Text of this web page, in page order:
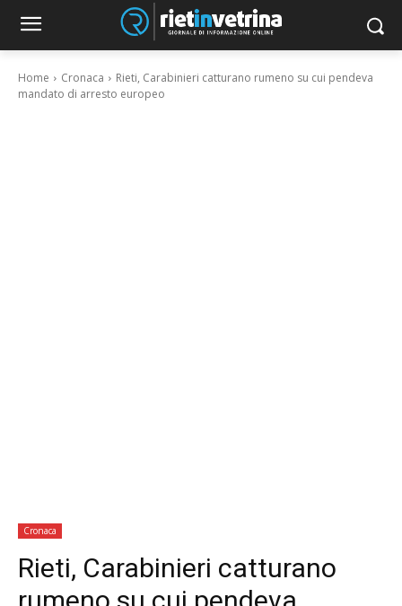
Home Cronaca
Rieti, Carabinieri catturano rumeno su cui pendeva
mandato di arresto europeo
Cronaca
Rieti, Carabinieri catturano